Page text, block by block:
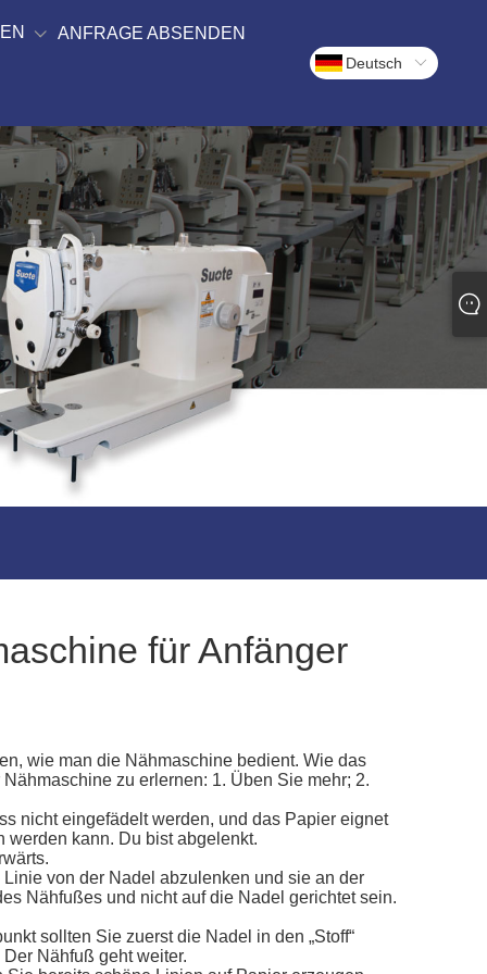
ANFRAGE ABSENDEN
Deutsch
für Anfänger
wie man die Nähmaschine bedient. Wie das
zu erlernen: 1. Üben Sie mehr; 2.
nicht eingefädelt werden, und das Papier eignet
werden kann. Du bist abgelenkt.
von der Nadel abzulenken und sie an der
Nähfußes und nicht auf die Nadel gerichtet sein.
sollten Sie zuerst die Nadel in den „Stoff“
Nähfuß geht weiter.